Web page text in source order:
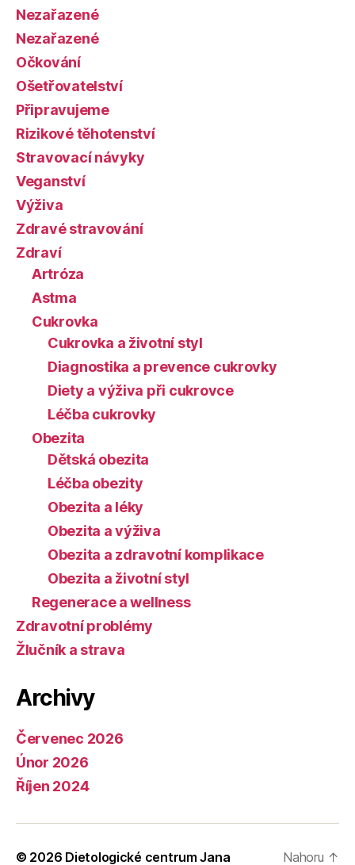
Nezařazené
Nezařazené
Očkování
Ošetřovatelství
Připravujeme
Rizikové těhotenství
Stravovací návyky
Veganství
Výživa
Zdravé stravování
Zdraví
Artróza
Astma
Cukrovka
Cukrovka a životní styl
Diagnostika a prevence cukrovky
Diety a výživa při cukrovce
Léčba cukrovky
Obezita
Dětská obezita
Léčba obezity
Obezita a léky
Obezita a výživa
Obezita a zdravotní komplikace
Obezita a životní styl
Regenerace a wellness
Zdravotní problémy
Žlučník a strava
Archivy
Červenec 2026
Únor 2026
Říjen 2024
© 2026 Dietologické centrum Jana Nahoru ↑